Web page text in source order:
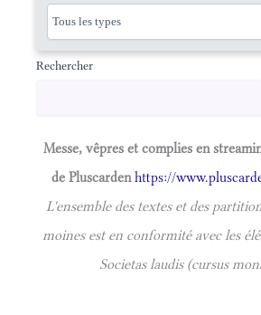
Rechercher
Messe, vêpres et complies en
de Pluscardenhttps://
L'ensemble des textes et des
moines est en conformité avec les
Societas laudis (cursus